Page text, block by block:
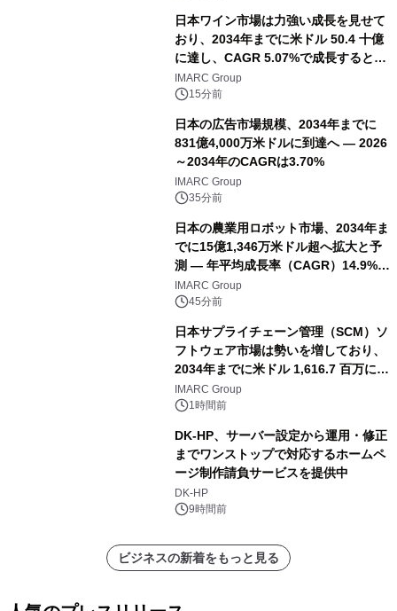
日本ワイン市場は力強い成長を見せて
おり、2034年までに米ドル 50.4 十億
に達し、CAGR 5.07%で成長すると予
測IMARC Group
15分前
日本の広告市場規模、2034年までに
831億4,000万米ドルに到達へ ― 2026
～2034年のCAGRは3.70%
IMARC Group
35分前
日本の農業用ロボット市場、2034年ま
でに15億1,346万米ドル超へ拡大と予
測 ― 年平均成長率（CAGR）14.9%を
記録
IMARC Group
45分前
日本サプライチェーン管理（SCM）ソ
フトウェア市場は勢いを増しており、
2034年までに米ドル 1,616.7 百万に達
し、CAGR 3.42%で成長すると予測
IMARC Group
1時間前
DK-HP、サーバー設定から運用・修正
までワンストップで対応するホームペ
ージ制作請負サービスを提供中
DK-HP
9時間前
ビジネスの新着をもっと見る